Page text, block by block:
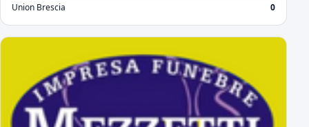
Union Brescia
0